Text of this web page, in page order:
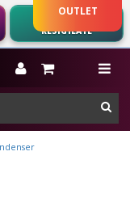
RESIGILATE
OUTLET